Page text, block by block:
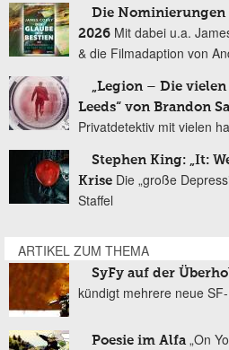
Die Nominierungen
2026 Mit dabei u.a.
& die Filmadaption von
„Legion – Die vielen
Leeds“ von Brandon
Privatdetektiv mit vielen
Stephen King: „It:
Krise Die „große
Staffel
ARTIKEL ZUM THEMA
SyFy auf der
kündigt mehrere neue
Poesie im Alfa „On